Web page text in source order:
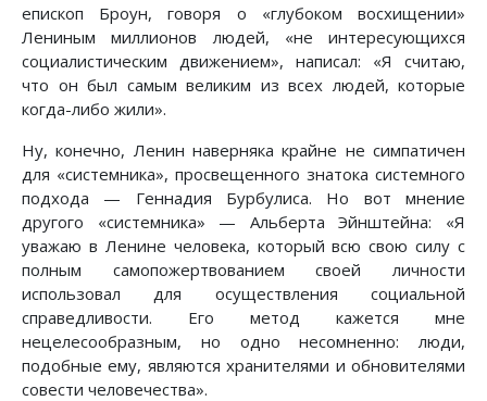
епископ Броун, говоря о «глубоком восхищении»
Лениным миллионов людей, «не интересующихся
социалистическим движением», написал: «Я считаю,
что он был самым великим из всех людей, которые
когда-либо жили».
Ну, конечно, Ленин наверняка крайне не симпатичен
для «системника», просвещенного знатока системного
подхода — Геннадия Бурбулиса. Но вот мнение
другого «системника» — Альберта Эйнштейна: «Я
уважаю в Ленине человека, который всю свою силу с
полным самопожертвованием своей личности
использовал для осуществления социальной
справедливости. Его метод кажется мне
нецелесообразным, но одно несомненно: люди,
подобные ему, являются хранителями и обновителями
совести человечества».